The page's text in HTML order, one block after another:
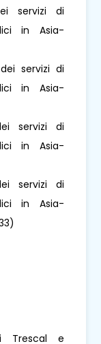
servizi di
in Asia-
servizi di
in Asia-
servizi di
in Asia-
servizi di
in Asia-
Trescal e